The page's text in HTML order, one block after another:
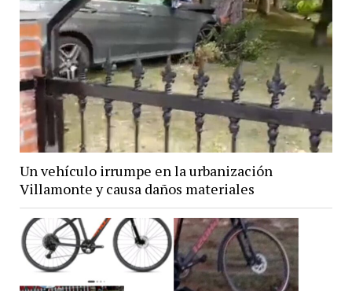
Un vehículo irrumpe en la urbanización
Villamonte y causa daños materiales